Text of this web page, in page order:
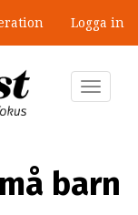
Logga in
Toggle
barn
därför togs